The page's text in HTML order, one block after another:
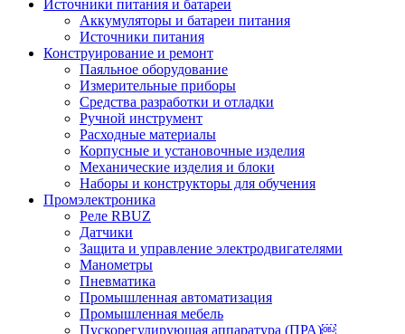
Источники питания и батареи
Аккумуляторы и батареи питания
Источники питания
Конструирование и ремонт
Паяльное оборудование
Измерительные приборы
Средства разработки и отладки
Ручной инструмент
Расходные материалы
Корпусные и установочные изделия
Механические изделия и блоки
Наборы и конструкторы для обучения
Промэлектроника
Реле RBUZ
Датчики
Защита и управление электродвигателями
Манометры
Пневматика
Промышленная автоматизация
Промышленная мебель
Пускорегулирующая аппаратура (ПРА)￼